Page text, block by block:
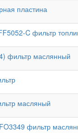
пластина
C фильтр
фильтр маслянный
масляный
фильтр